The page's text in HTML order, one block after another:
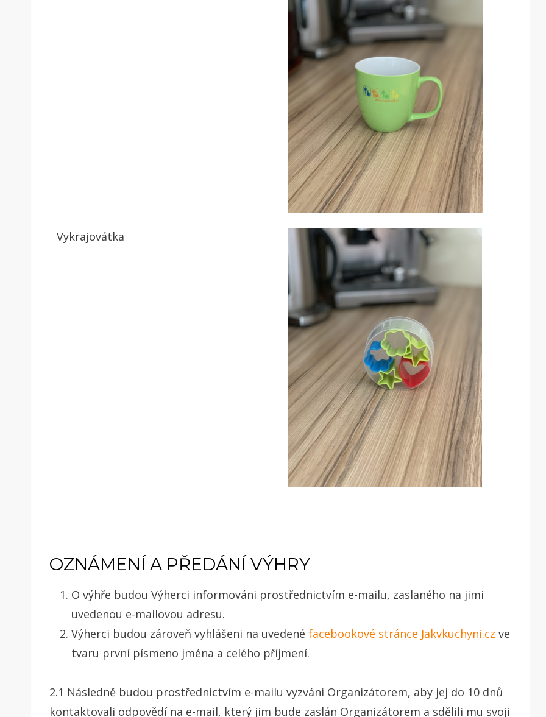
Vykrajovátka
OZNÁMENÍ A PŘEDÁNÍ VÝHRY
O výhře budou Výherci informováni prostřednictvím e-mailu, zaslaného na jimi
uvedenou e-mailovou adresu.
Výherci budou zároveň vyhlášeni na uvedené facebookové stránce Jakvkuchyni.cz ve
tvaru první písmeno jména a celého příjmení.
2.1 Následně budou prostřednictvím e-mailu vyzváni Organizátorem, aby jej do 10 dnů
kontaktovali odpovědí na e-mail, který jim bude zaslán Organizátorem a sdělili mu svoji